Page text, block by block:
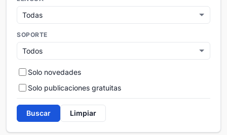
SOPORTE
Solo novedades
Solo publicaciones gratuitas
Buscar Limpiar